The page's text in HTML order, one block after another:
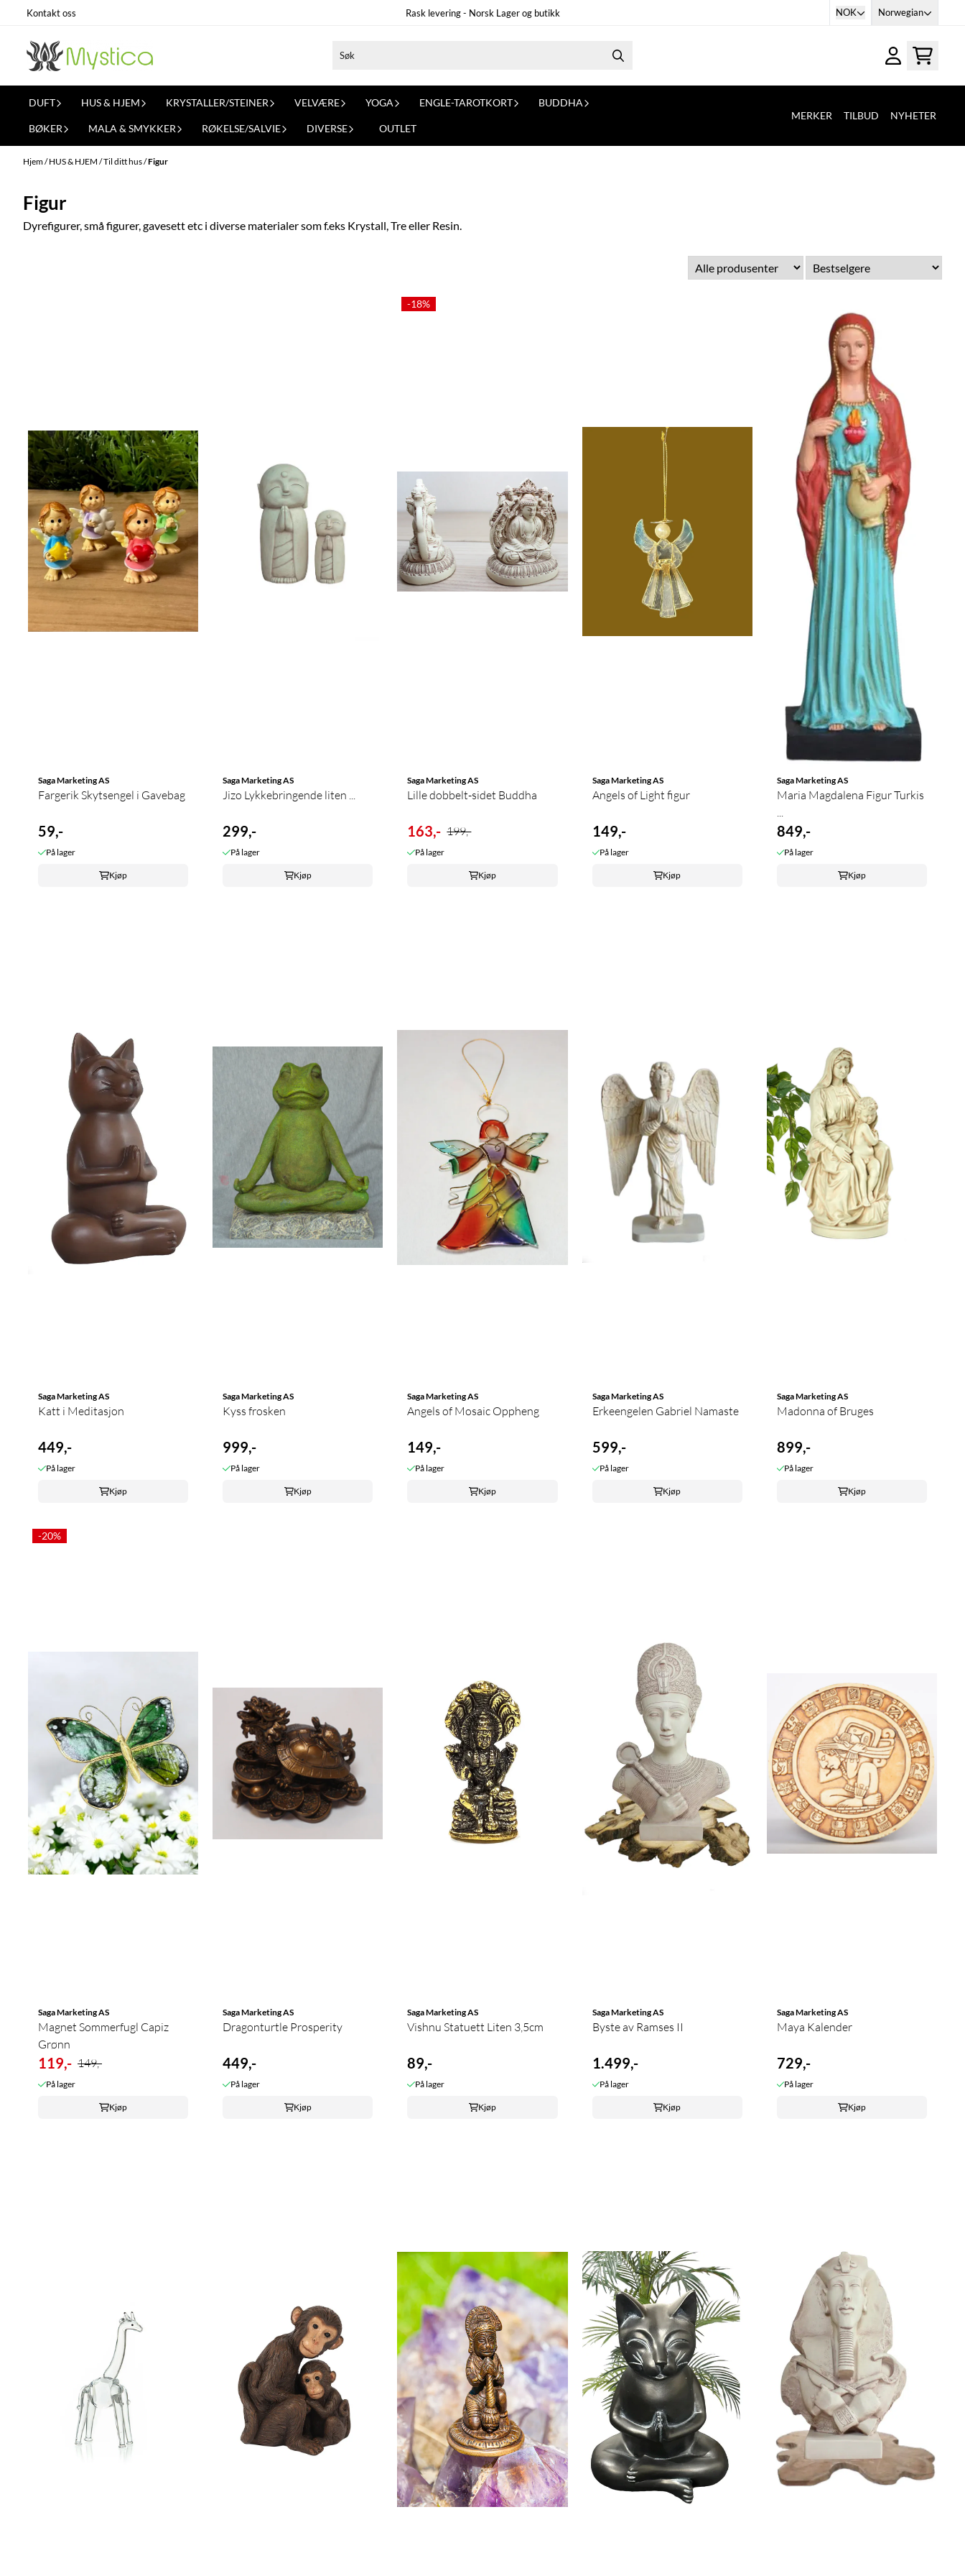
Hopp til innhold
Kontakt oss Rask levering - Norsk Lager og butikk NOK Norwegian
DUFT HUS & HJEM KRYSTALLER/STEINER VELVÆRE YOGA ENGLE-TAROTKORT BUDDHA
BØKER MALA & SMYKKER RØKELSE/SALVIE DIVERSE OUTLET
MERKER TILBUD NYHETER
Hjem/HUS & HJEM /Til ditt hus/Figur
Figur
Dyrefigurer, små figurer, gavesett etc i diverse materialer som f.eks Krystall, Tre eller Resin.
Saga Marketing AS
Fargerik Skytsengel i Gavebag
59,-
På lager
Kjøp
Saga Marketing AS
Jizo Lykkebringende liten ...
299,-
På lager
Kjøp
-18%
Saga Marketing AS
Lille dobbelt-sidet Buddha
163,- 199,-
På lager
Kjøp
Saga Marketing AS
Angels of Light figur
149,-
På lager
Kjøp
Saga Marketing AS
Maria Magdalena Figur Turkis
849,-
På lager
Kjøp
Saga Marketing AS
Katt i Meditasjon
449,-
På lager
Kjøp
Saga Marketing AS
Kyss frosken
999,-
På lager
Kjøp
Saga Marketing AS
Angels of Mosaic Oppheng
149,-
På lager
Kjøp
Saga Marketing AS
Erkeengelen Gabriel Namaste
599,-
På lager
Kjøp
Saga Marketing AS
Madonna of Bruges
899,-
På lager
Kjøp
-20%
Saga Marketing AS
Magnet Sommerfugl Capiz
Grønn
119,- 149,-
På lager
Kjøp
Saga Marketing AS
Dragonturtle Prosperity
449,-
På lager
Kjøp
Saga Marketing AS
Vishnu Statuett Liten 3,5cm
89,-
På lager
Kjøp
Saga Marketing AS
Byste av Ramses II
1.499,-
På lager
Kjøp
Saga Marketing AS
Maya Kalender
729,-
På lager
Kjøp